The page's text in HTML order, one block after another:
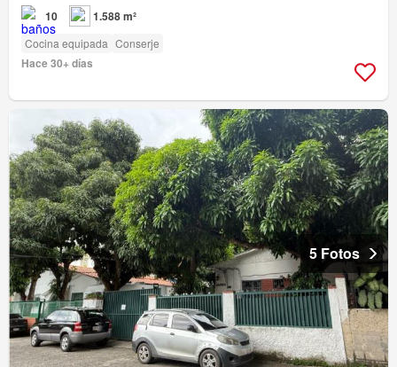
10 1.588 m²
Cocina equipada Conserje
Hace 30+ días
5 Fotos